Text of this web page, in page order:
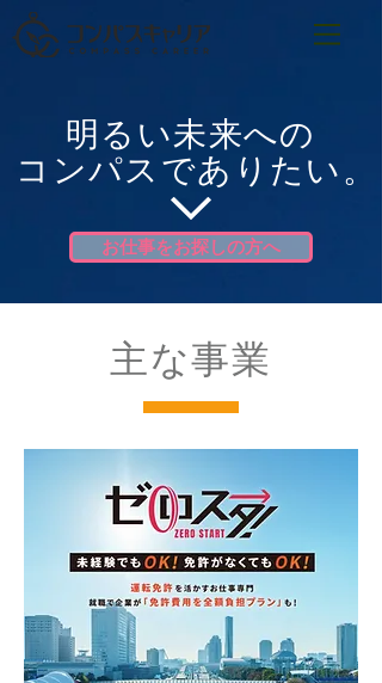
明るい未来への
コンパスでありたい。
お仕事をお探しの方へ
​主な事業